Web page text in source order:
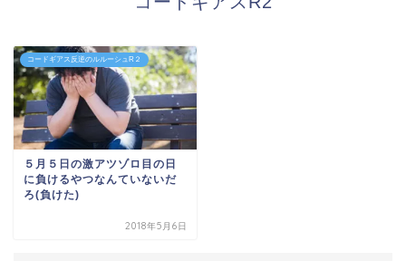
コードギアス反逆のルルーシュR２
５月５日の激アツゾロ目の日
に負けるやつなんていないだ
ろ(負けた)
2018年5月6日